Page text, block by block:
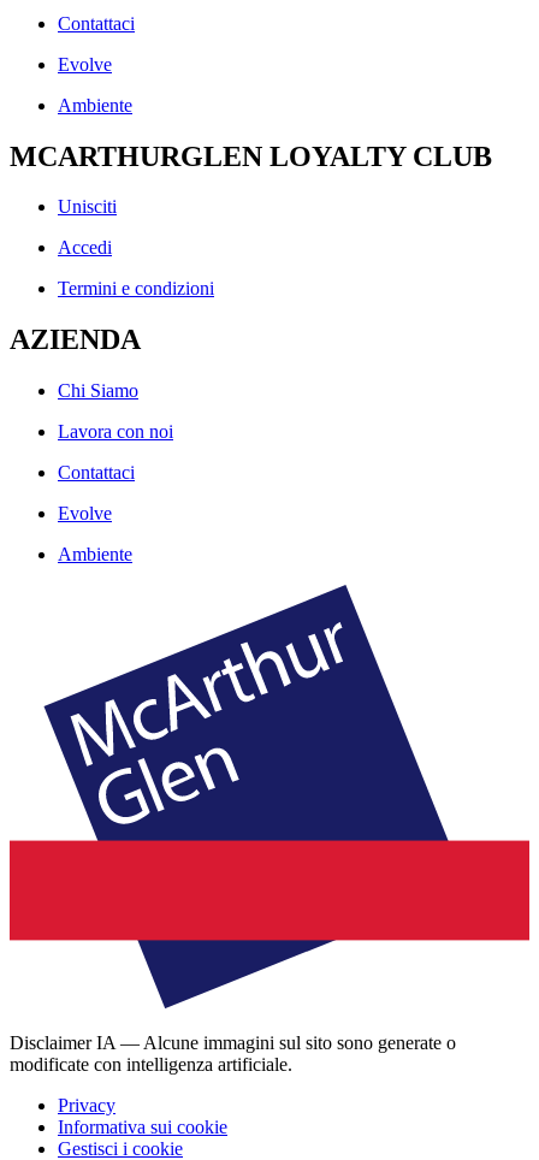
Contattaci
Evolve
Ambiente
MCARTHURGLEN LOYALTY CLUB
Unisciti
Accedi
Termini e condizioni
AZIENDA
Chi Siamo
Lavora con noi
Contattaci
Evolve
Ambiente
Disclaimer IA — Alcune immagini sul sito sono generate o
modificate con intelligenza artificiale.
Privacy
Informativa sui cookie
Gestisci i cookie